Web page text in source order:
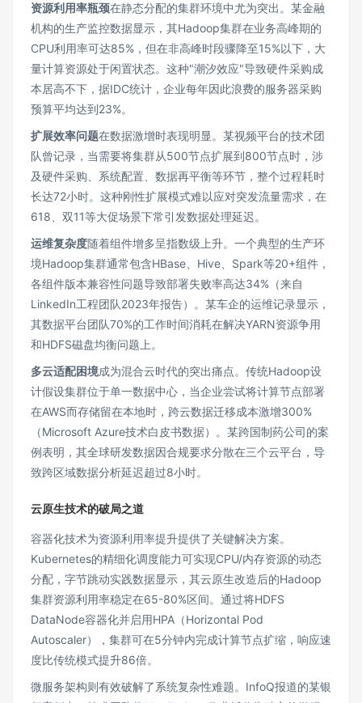
资源利用率瓶颈在静态分配的集群环境中尤为突出。某金融
机构的生产监控数据显示，其Hadoop集群在业务高峰期的
CPU利用率可达85%，但在非高峰时段骤降至15%以下，大
量计算资源处于闲置状态。这种"潮汐效应"导致硬件采购成
本居高不下，据IDC统计，企业每年因此浪费的服务器采购
预算平均达到23%。
扩展效率问题在数据激增时表现明显。某视频平台的技术团
队曾记录，当需要将集群从500节点扩展到800节点时，涉
及硬件采购、系统配置、数据再平衡等环节，整个过程耗时
长达72小时。这种刚性扩展模式难以应对突发流量需求，在
618、双11等大促场景下常引发数据处理延迟。
运维复杂度随着组件增多呈指数级上升。一个典型的生产环
境Hadoop集群通常包含HBase、Hive、Spark等20+组件，
各组件版本兼容性问题导致部署失败率高达34%（来自
LinkedIn工程团队2023年报告）。某车企的运维记录显示，
其数据平台团队70%的工作时间消耗在解决YARN资源争用
和HDFS磁盘均衡问题上。
多云适配困境成为混合云时代的突出痛点。传统Hadoop设
计假设集群位于单一数据中心，当企业尝试将计算节点部署
在AWS而存储留在本地时，跨云数据迁移成本激增300%
（Microsoft Azure技术白皮书数据）。某跨国制药公司的案
例表明，其全球研发数据因合规要求分散在三个云平台，导
致跨区域数据分析延迟超过8小时。
云原生技术的破局之道
容器化技术为资源利用率提升提供了关键解决方案。
Kubernetes的精细化调度能力可实现CPU/内存资源的动态
分配，字节跳动实践数据显示，其云原生改造后的Hadoop
集群资源利用率稳定在65-80%区间。通过将HDFS
DataNode容器化并启用HPA（Horizontal Pod
Autoscaler），集群可在5分钟内完成计算节点扩缩，响应速
度比传统模式提升86倍。
微服务架构则有效破解了系统复杂性难题。InfoQ报道的某银